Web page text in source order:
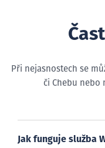
Při nejasnostech se
či Chebu nebo
Jak funguje služba